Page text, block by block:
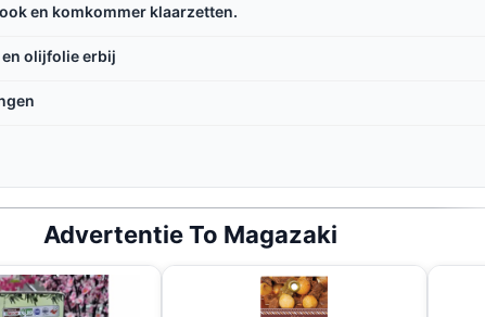
en komkommer klaarzetten.
olijfolie erbij
Advertentie To Magazaki